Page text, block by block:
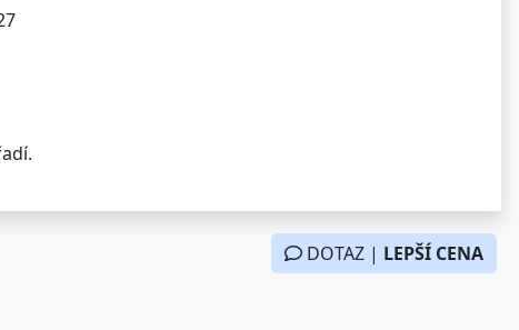
DOTAZ | LEPŠÍ CENA